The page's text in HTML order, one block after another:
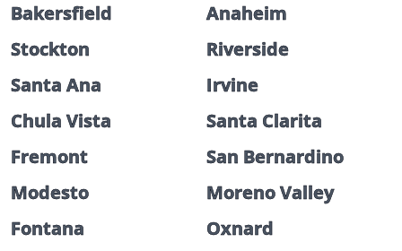
Bakersfield
Anaheim
Stockton
Riverside
Santa Ana
Irvine
Chula Vista
Santa Clarita
Fremont
San Bernardino
Modesto
Moreno Valley
Fontana
Oxnard